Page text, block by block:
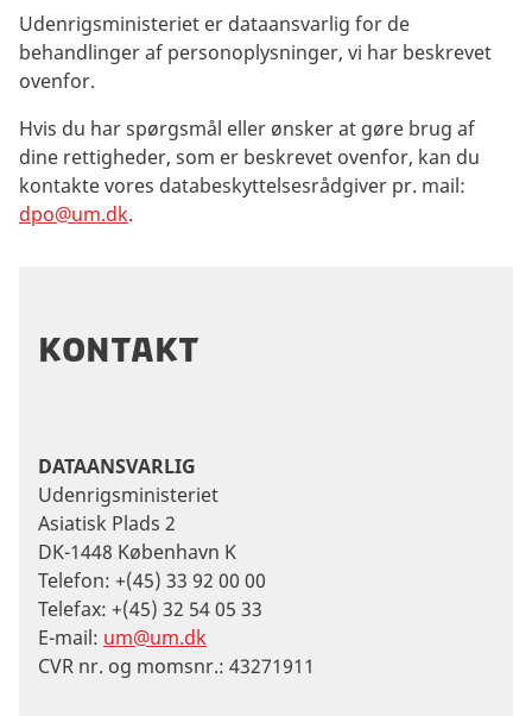
Udenrigsministeriet er dataansvarlig for de
behandlinger af personoplysninger, vi har beskrevet
ovenfor.
Hvis du har spørgsmål eller ønsker at gøre brug af
dine rettigheder, som er beskrevet ovenfor, kan du
kontakte vores databeskyttelsesrådgiver pr. mail:
dpo@um.dk.
kontakt
DATAANSVARLIG
Udenrigsministeriet
Asiatisk Plads 2
DK-1448 København K
Telefon: +(45) 33 92 00 00
Telefax: +(45) 32 54 05 33
E-mail: um@um.dk
CVR nr. og momsnr.: 43271911